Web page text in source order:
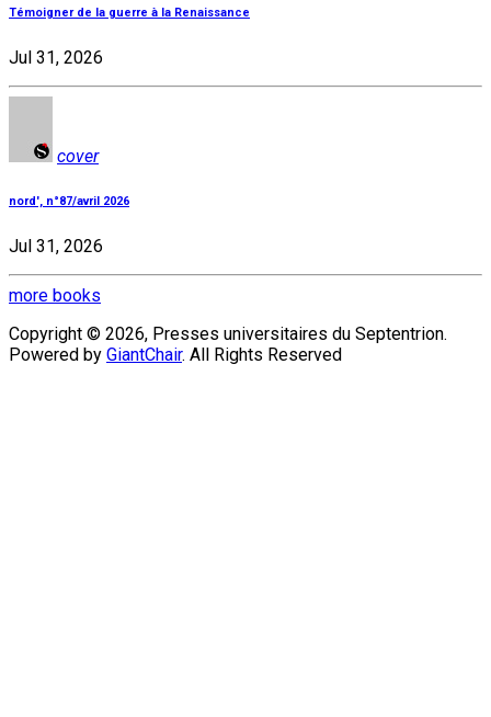
Témoigner de la guerre à la Renaissance
Jul 31, 2026
cover
nord', n°87/avril 2026
Jul 31, 2026
more books
Copyright © 2026, Presses universitaires du Septentrion.
Powered by GiantChair. All Rights Reserved